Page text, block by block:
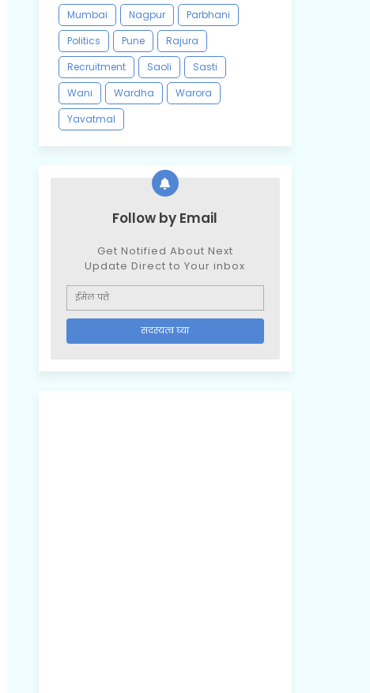
Mumbai
Nagpur
Parbhani
Politics
Pune
Rajura
Recruitment
Saoli
Sasti
Wani
Wardha
Warora
Yavatmal
Follow by Email
Get Notified About Next
Update Direct to Your inbox